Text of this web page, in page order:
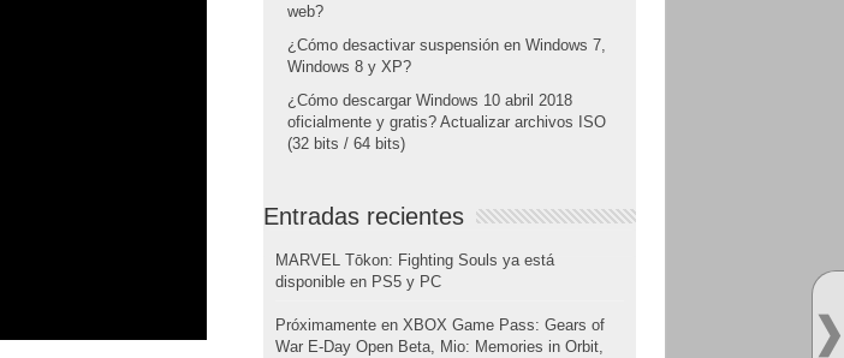
web?
¿Cómo desactivar suspensión en Windows 7,
Windows 8 y XP?
¿Cómo descargar Windows 10 abril 2018
oficialmente y gratis? Actualizar archivos ISO
(32 bits / 64 bits)
Entradas recientes
MARVEL Tōkon: Fighting Souls ya está
disponible en PS5 y PC
Próximamente en XBOX Game Pass: Gears of
War E-Day Open Beta, Mio: Memories in Orbit,